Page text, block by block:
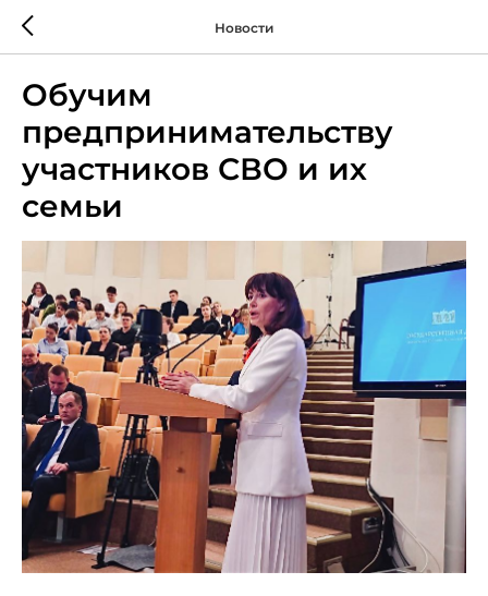
Новости
Обучим
предпринимательству
участников СВО и их
семьи